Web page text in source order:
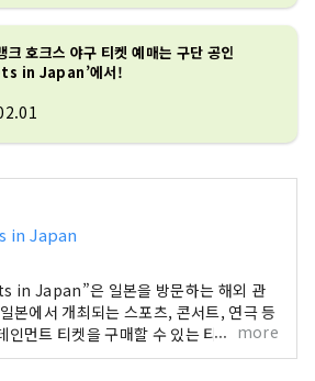
크 호크스 야구 티켓 예매는 구단 공인
in Japan’에서!
in Japan
in Japan”은 일본을 방문하는 해외 관
본에서 개최되는 스포츠, 콘서트, 연극 등
인먼트 티켓을 구매할 수 있는 티켓 판매
니다.
more